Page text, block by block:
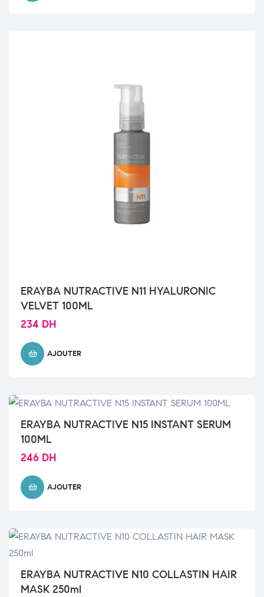
ERAYBA NUTRACTIVE N11 HYALURONIC
VELVET 100ML
234 DH
AJOUTER
ERAYBA NUTRACTIVE N15 INSTANT SERUM
100ML
246 DH
AJOUTER
ERAYBA NUTRACTIVE N10 COLLASTIN HAIR
MASK 250ml